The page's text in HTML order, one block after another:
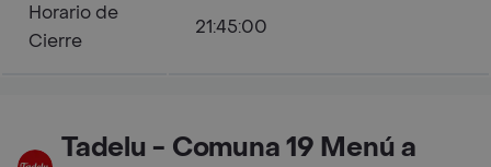
Horario de
Cierre
21:45:00
Tadelu - Comuna 19 Menú a